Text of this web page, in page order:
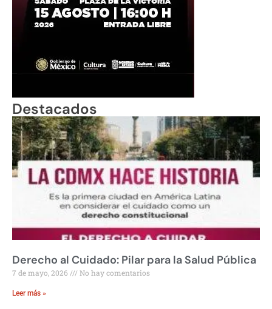
Destacados
Derecho al Cuidado: Pilar para la Salud Pública
7 de mayo, 2026 No hay comentarios
Leer más »